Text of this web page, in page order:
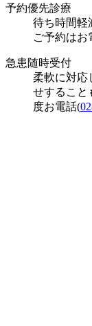
予約優先診療
待ち時間軽
ご予約はお
急患随時受付
柔軟に対応
せすること
度お電話(